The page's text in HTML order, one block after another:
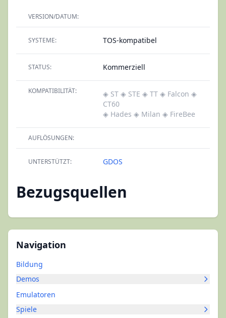
Navigation
Bildung
Demos
Emulatoren
Spiele
VERSION/DATUM:
SYSTEME: TOS-kompatibel
STATUS: Kommerziell
KOMPATIBILITÄT: ◈ ST ◈ STE ◈ TT ◈ Falcon ◈
CT60
◈ Hades ◈ Milan ◈ FireBee
AUFLÖSUNGEN:
UNTERSTÜTZT: GDOS
Bezugsquellen